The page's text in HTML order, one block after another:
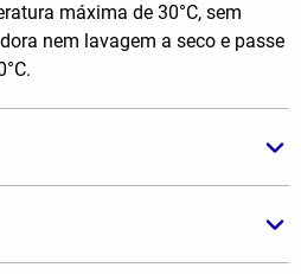
máxima de 30°C, sem
nem lavagem a seco e passe